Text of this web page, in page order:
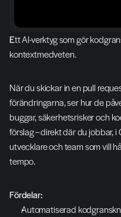
Ett AI-verktyg som gör
kontextmedveten.
När du skickar in en pull
förändringarna, ser hur de
buggar, säkerhetsrisker och
förslag – direkt där du jobbar,
utvecklare och team som vill
tempo.
Fördelar:
Automatiserad